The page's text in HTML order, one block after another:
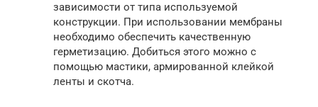
зависимости от типа используемой
конструкции. При использовании мембраны
необходимо обеспечить качественную
герметизацию. Добиться этого можно с
помощью мастики, армированной клейкой
ленты и скотча.